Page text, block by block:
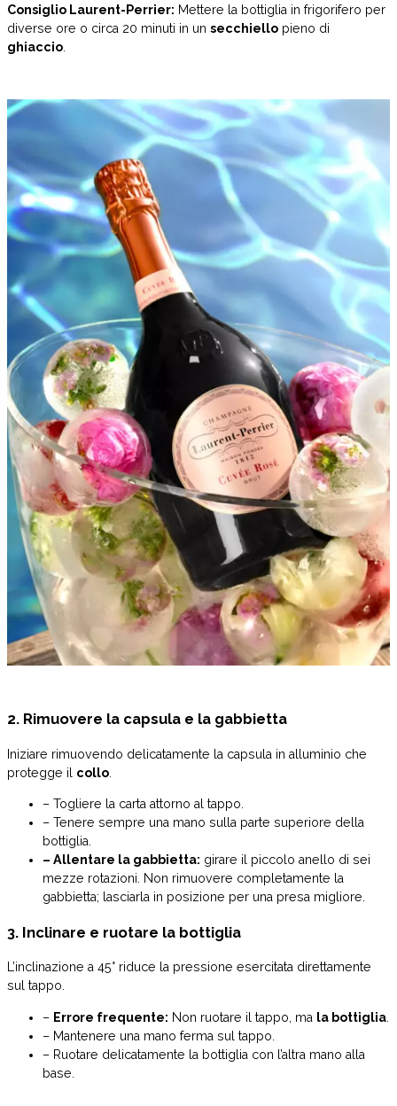
Consiglio Laurent-Perrier: Mettere la bottiglia in frigorifero per
diverse ore o circa 20 minuti in un secchiello pieno di
ghiaccio
2. Rimuovere la capsula e la gabbietta
Iniziare rimuovendo delicatamente la capsula in alluminio che
protegge il collo
– Togliere la carta attorno al tappo.
– Tenere sempre una mano sulla parte superiore della
bottiglia.
– Allentare la gabbietta: girare il piccolo anello di sei
mezze rotazioni. Non rimuovere completamente la
gabbietta; lasciarla in posizione per una presa migliore.
3. Inclinare e ruotare la bottiglia
L’inclinazione a 45° riduce la pressione esercitata direttamente
sul tappo.
– Errore frequente: Non ruotare il tappo, ma la bottiglia
– Mantenere una mano ferma sul tappo.
– Ruotare delicatamente la bottiglia con l’altra mano alla
base.